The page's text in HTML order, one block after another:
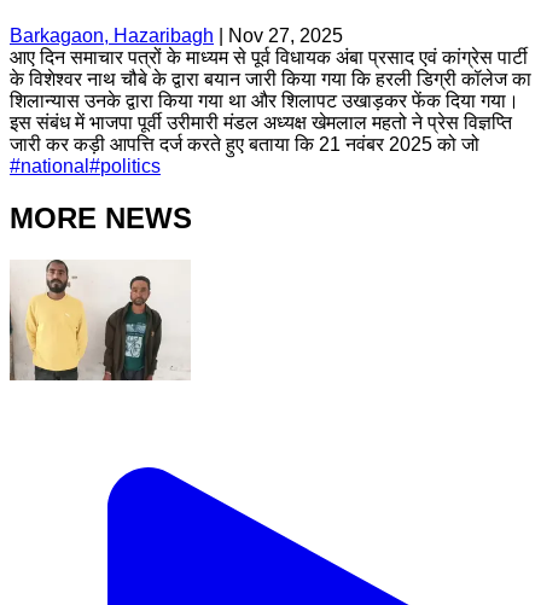
Barkagaon, Hazaribagh
Nov 27, 2025
आए दिन समाचार पत्रों के माध्यम से पूर्व विधायक अंबा प्रसाद एवं कांग्रेस पार्टी
के विशेश्वर नाथ चौबे के द्वारा बयान जारी किया गया कि हरली डिग्री कॉलेज का
शिलान्यास उनके द्वारा किया गया था और शिलापट उखाड़कर फेंक दिया गया।
इस संबंध में भाजपा पूर्वी उरीमारी मंडल अध्यक्ष खेमलाल महतो ने प्रेस विज्ञप्ति
जारी कर कड़ी आपत्ति दर्ज करते हुए बताया कि 21 नवंबर 2025 को जो
#national #politics
MORE NEWS